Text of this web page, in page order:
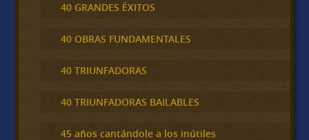
40 GRANDES ÉXITOS
40 OBRAS FUNDAMENTALES
40 TRIUNFADORAS
40 TRIUNFADORAS BAILABLES
45 años cantándole a los inútiles